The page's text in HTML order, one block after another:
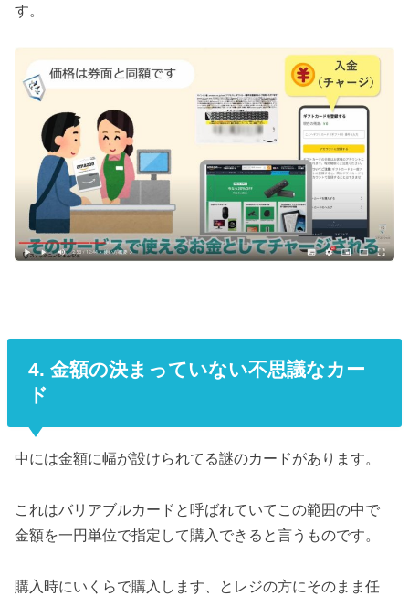
す。
4. 金額の決まっていない不思議なカー
ド
中には金額に幅が設けられてる謎のカードがあります。
これはバリアブルカードと呼ばれていてこの範囲の中で
金額を一円単位で指定して購入できると言うものです。
購入時にいくらで購入します、とレジの方にそのまま任